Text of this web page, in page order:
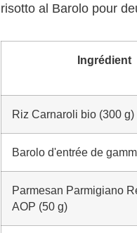
risotto al Barolo pour
Ingrédient
Riz Carnaroli bio (300 g)
Barolo d'entrée de
Parmesan Parmigiano
AOP (50 g)